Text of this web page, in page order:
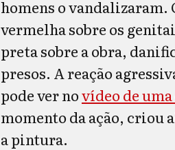
homens o
vermelha sobre os
preta sobre a obra,
presos. A reação
pode ver novídeo de
momento da ação, criou
a pintura.